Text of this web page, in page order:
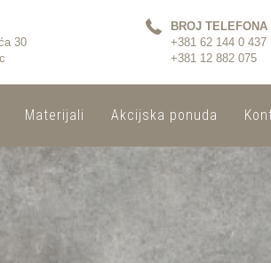
30
BROJ TELEFONA
+381 62 144 0 437
+381 12 882 075
Materijali Akcijska ponuda